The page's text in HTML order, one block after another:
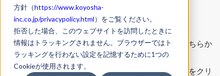
方針（https://www.koyosha-
inc.co.jp/privacypolicy.html）をご覧ください。
拒否した場合、このウェブサイトを訪問したときに
情報はトラッキングされません。ブラウザーではト
ラッキングを行わない設定を記憶するために1つの
Cookieが使用されます。
関西事業所の採用に関するお問い合せ
弊社の関西事業所の採用に関するお問い合せは、こちらか
ら送信をお願いいたします。
下記に必要事項をご入力いただき、「送信」ボタンをクリ